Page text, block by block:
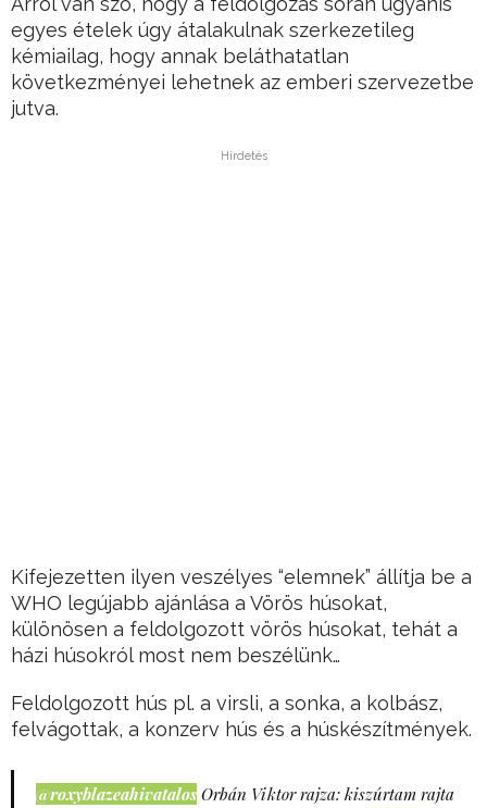
egyes ételek úgy átalakulnak szerkezetileg
kémiailag, hogy annak beláthatatlan
következményei lehetnek az emberi szervezetbe
jutva.
Hirdetés
Kifejezetten ilyen veszélyes “elemnek” állítja be a
WHO legújabb ajánlása a Vörös húsokat,
különösen a feldolgozott vörös húsokat, tehát a
házi húsokról most nem beszélünk…
Feldolgozott hús pl. a virsli, a sonka, a kolbász,
felvágottak, a konzerv hús és a húskészítmények.
@roxyblazeahivatalos Orbán Viktor rajza: kiszúrtam rajta